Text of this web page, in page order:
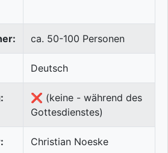
ca. 50-100 Personen
Deutsch
❌ (keine - während des
Gottesdienstes)
Christian Noeske